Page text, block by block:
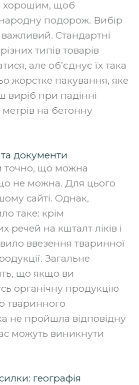
хорошим, щоб
подорож. Вибір
Стандартні
типів товарів
але об’єднує їх така
жорстке пакування, яке
виріб при падінні
на бетонну
документи
точно, що можна
не можна. Для цього
сайті. Однак,
таке: крім
речей на кшталт ліків і
ввезення тваринної
Загальне
що якщо ви
органічну продукцію
тваринного
не пройшла відповідну
можуть виникнути
географія